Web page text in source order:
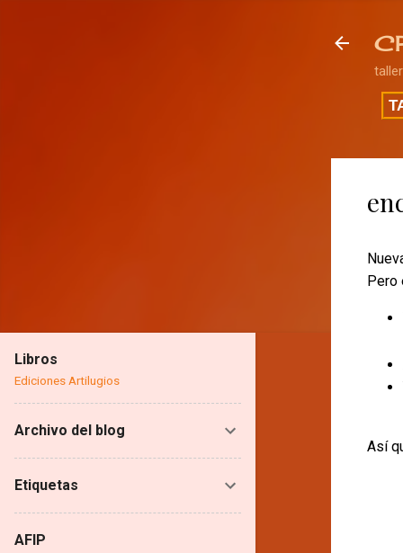
Pero
Así
Libros
Ediciones Artilugios
Archivo del blog
Etiquetas
AFIP